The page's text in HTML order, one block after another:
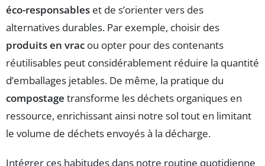
éco-responsables et de s’orienter vers des
alternatives durables. Par exemple, choisir des
produits en vrac ou opter pour des contenants
réutilisables peut considérablement réduire la quantité
d’emballages jetables. De même, la pratique du
compostage transforme les déchets organiques en
ressource, enrichissant ainsi notre sol tout en limitant
le volume de déchets envoyés à la décharge.
Intégrer ces habitudes dans notre routine quotidienne